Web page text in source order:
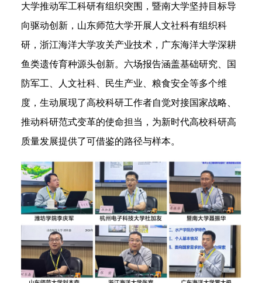
大学推动军工科研有组织突围，暨南大学坚持目标导
向驱动创新，山东师范大学开展人文社科有组织科
研，浙江海洋大学攻关产业技术，广东海洋大学深耕
鱼类遗传育种源头创新。六场报告涵盖基础研究、国
防军工、人文社科、民生产业、粮食安全等多个维
度，生动展现了高校科研工作者自觉对接国家战略、
推动科研范式变革的使命担当，为新时代高校科研高
质量发展提供了可借鉴的路径与样本。